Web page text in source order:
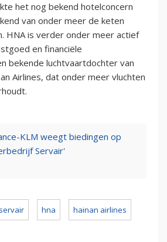
het nog bekend hotelconcern
van onder meer de keten
HNA is verder onder meer actief
en financiële
bekende luchtvaartdochter van
Airlines, dat onder meer vluchten
KLM weegt biedingen op
Servair'
servair hna hainan airlines